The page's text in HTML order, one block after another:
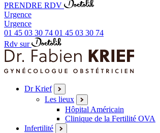
PRENDRE RDV
Urgence
Urgence
01 45 03 30 74 01 45 03 30 74
Rdv sur
Dr Krief
Les lieux
Hôpital Américain
Clinique de la Fertilité OVA
Infertilité